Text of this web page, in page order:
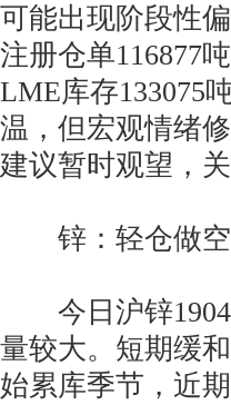
可能出现阶段性
注册仓单116877
LME库存133075
温，但宏观情绪
建议暂时观望，
锌：轻仓做空
今日沪锌1904
量较大。短期缓
始累库季节，近